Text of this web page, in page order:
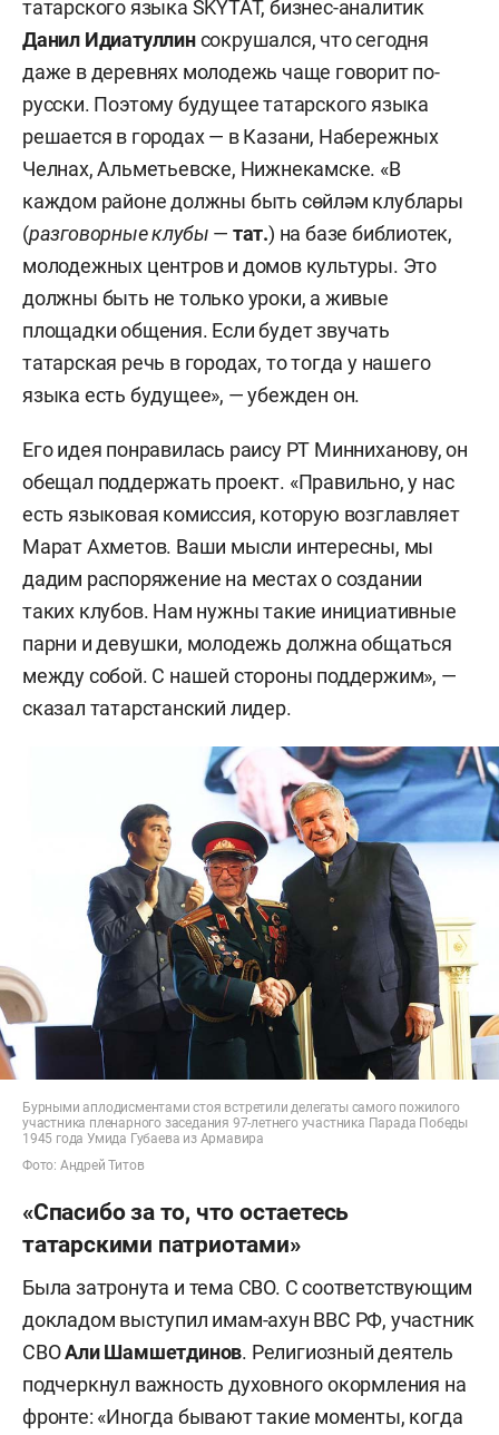
татарского языка SKYTAT, бизнес-аналитик
Данил Идиатуллинсокрушался, что сегодня
даже в деревнях молодежь чаще говорит по-
русски. Поэтому будущее татарского языка
решается в городах — в Казани, Набережных
Челнах, Альметьевске, Нижнекамске. «В
каждом районе должны быть сөйләм клублары
(разговорные клубы — тат.) на базе библиотек,
молодежных центров и домов культуры. Это
должны быть не только уроки, а живые
площадки общения. Если будет звучать
татарская речь в городах, то тогда у нашего
языка есть будущее», — убежден он.
Его идея понравилась раису РТ Минниханову, он
обещал поддержать проект. «Правильно, у нас
есть языковая комиссия, которую возглавляет
Марат Ахметов. Ваши мысли интересны, мы
дадим распоряжение на местах о создании
таких клубов. Нам нужны такие инициативные
парни и девушки, молодежь должна общаться
между собой. С нашей стороны поддержим», —
сказал татарстанский лидер.
Бурными аплодисментами стоя встретили делегаты самого пожилого
участника пленарного заседания 97-летнего участника Парада Победы
1945 года Умида Губаева из Армавира
Фото: Андрей Титов
«Спасибо за то, что остаетесь
татарскими патриотами»
Была затронута и тема СВО. С соответствующим
докладом выступил имам-ахун ВВС РФ, участник
СВОАли Шамшетдинов. Религиозный деятель
подчеркнул важность духовного окормления на
фронте: «Иногда бывают такие моменты, когда